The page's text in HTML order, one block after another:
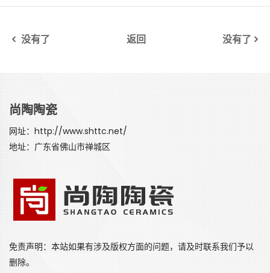
没有了 返回 没有了
尚陶陶瓷
网址：http://www.shttc.net/
地址：广东省佛山市禅城区
免责声明：本站如果有涉及版权方面的问题，请及时联系我们予以
删除。